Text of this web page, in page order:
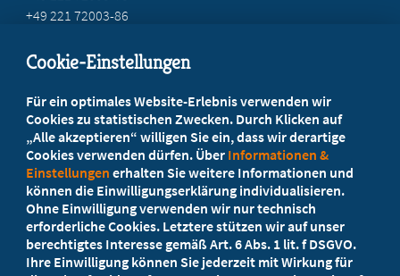
+49 221 72003-86
Ihr Landesverband berät Sie!
Ansprechpartner
Werden Sie jetzt Mitglied
5 Vorteile einer MB-Mitgliedschaft
Cookie-Einstellungen
Für ein optimales Website-Erlebnis verwenden wir
Cookies zu statistischen Zwecken. Durch Klicken auf
„Alle akzeptieren“ willigen Sie ein, dass wir derartige
Cookies verwenden dürfen. Über Informationen &
Einstellungen erhalten Sie weitere Informationen und
können die Einwilligungserklärung individualisieren.
Ohne Einwilligung verwenden wir nur technisch
erforderliche Cookies. Letztere stützen wir auf unser
berechtigtes Interesse gemäß Art. 6 Abs. 1 lit. f DSGVO.
Ihre Einwilligung können Sie jederzeit mit Wirkung für